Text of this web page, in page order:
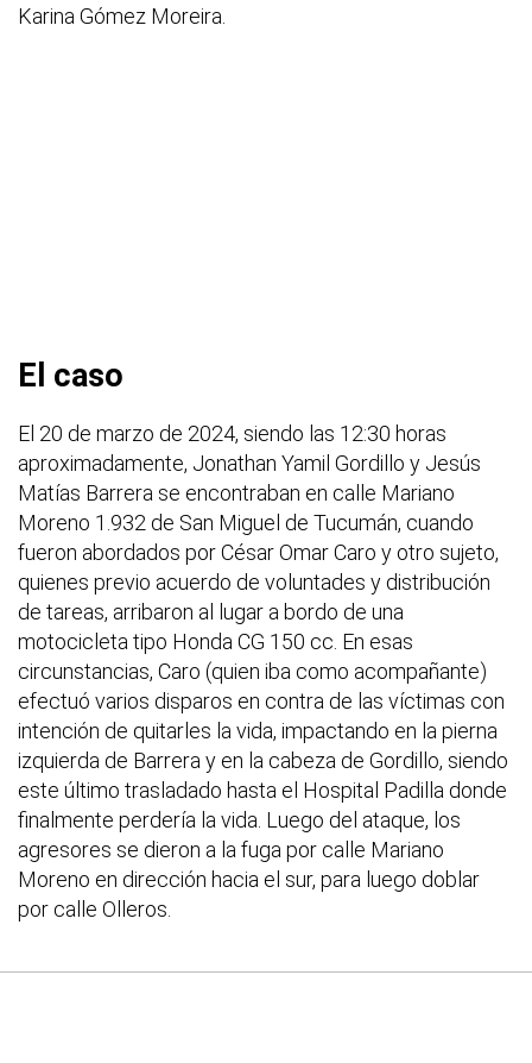
Karina Gómez Moreira.
El caso
El 20 de marzo de 2024, siendo las 12:30 horas
aproximadamente, Jonathan Yamil Gordillo y Jesús
Matías Barrera se encontraban en calle Mariano
Moreno 1.932 de San Miguel de Tucumán, cuando
fueron abordados por César Omar Caro y otro sujeto,
quienes previo acuerdo de voluntades y distribución
de tareas, arribaron al lugar a bordo de una
motocicleta tipo Honda CG 150 cc. En esas
circunstancias, Caro (quien iba como acompañante)
efectuó varios disparos en contra de las víctimas con
intención de quitarles la vida, impactando en la pierna
izquierda de Barrera y en la cabeza de Gordillo, siendo
este último trasladado hasta el Hospital Padilla donde
finalmente perdería la vida. Luego del ataque, los
agresores se dieron a la fuga por calle Mariano
Moreno en dirección hacia el sur, para luego doblar
por calle Olleros.